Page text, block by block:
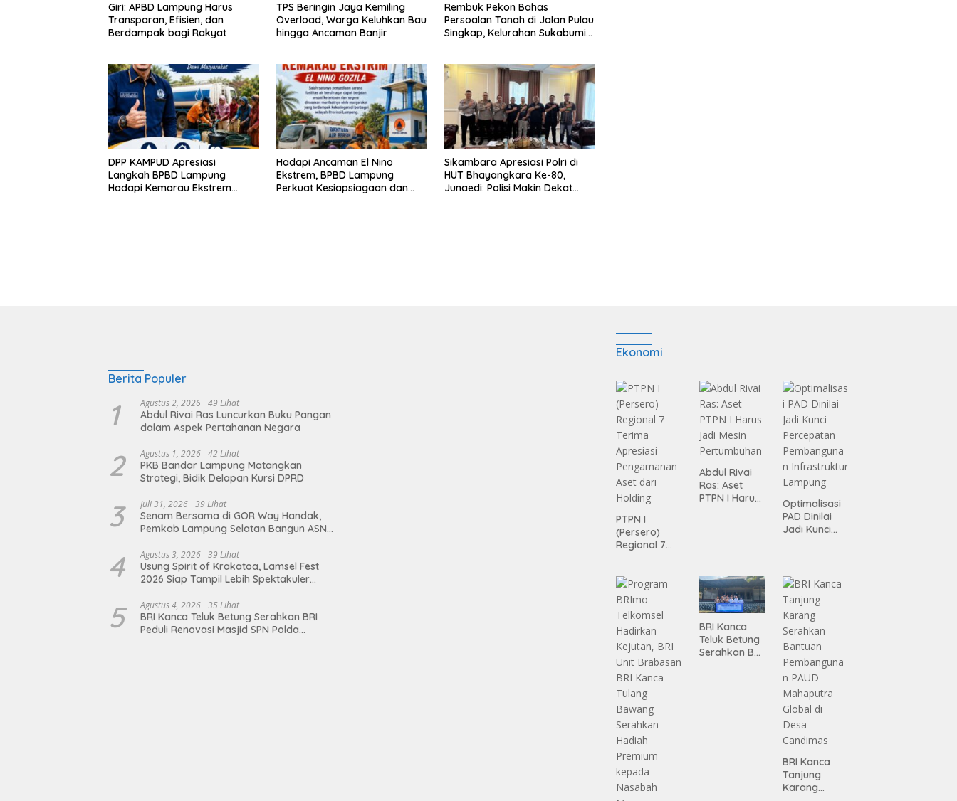
Giri: APBD Lampung Harus
Transparan, Efisien, dan
Berdampak bagi Rakyat
TPS Beringin Jaya Kemiling
Overload, Warga Keluhkan Bau
hingga Ancaman Banjir
Rembuk Pekon Bahas
Persoalan Tanah di Jalan Pulau
Singkap, Kelurahan Sukabumi
DPP KAMPUD Apresiasi
Langkah BPBD Lampung
Hadapi Kemarau Ekstrem
Hadapi Ancaman El Nino
Ekstrem, BPBD Lampung
Perkuat Kesiapsiagaan dan
Sikambara Apresiasi Polri di
HUT Bhayangkara Ke-80,
Junaedi: Polisi Makin Dekat
Berita Populer
1 Agustus 2, 2026 49 Lihat
Abdul Rivai Ras Luncurkan Buku Pangan
dalam Aspek Pertahanan Negara
2 Agustus 1, 2026 42 Lihat
PKB Bandar Lampung Matangkan
Strategi, Bidik Delapan Kursi DPRD
3 Juli 31, 2026 39 Lihat
Senam Bersama di GOR Way Handak,
Pemkab Lampung Selatan Bangun ASN
Terbaik
4 Agustus 3, 2026 39 Lihat
Usung Spirit of Krakatoa, Lamsel Fest
2026 Siap Tampil Lebih Spektakuler
Artis Ibu Kota
5 Agustus 4, 2026 35 Lihat
BRI Kanca Teluk Betung Serahkan BRI
Peduli Renovasi Masjid SPN Polda
Ekonomi
PTPN I
(Persero)
Regional 7
Pengamanan
Aset dari
Holding
Abdul Rivai
Ras: Aset
PTPN I Harus
Optimalisasi
PAD Dinilai
Jadi Kunci
Infrastruktur
Lampung
BRI Kanca
Teluk Betung
Serahkan BRI
BRI Kanca
Tanjung
Karang